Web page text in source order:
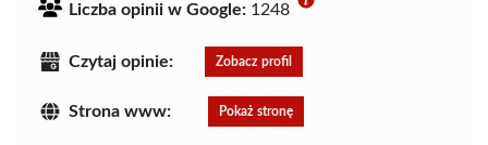
Liczba opinii w Google: 1248
Czytaj opinie: Zobacz profil
Strona www: Pokaż stronę